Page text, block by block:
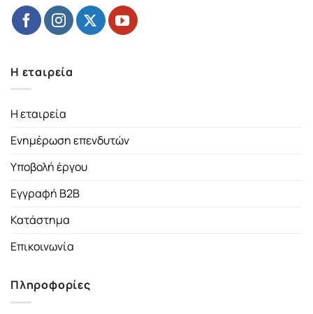
Η εταιρεία
Η εταιρεία
Ενημέρωση επενδυτών
Υποβολή έργου
Εγγραφή B2B
Κατάστημα
Επικοινωνία
Πληροφορίες